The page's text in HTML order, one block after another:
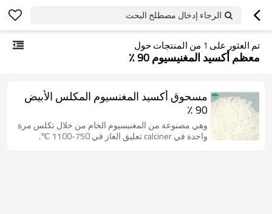
الرجاء إدخال مصطلح البحث
تم العثور على 1 من المنتجات حول
معظم أكسيد المغنيسيوم 90 ٪
مسحوق أكسيد المغنسيوم المكلس الأبيض
90 ٪
وهي مصنوعة من المغنيسيوم الخام من خلال تكلس مرة
واحدة في calciner تعليق الغاز في 750-1100 ℃.